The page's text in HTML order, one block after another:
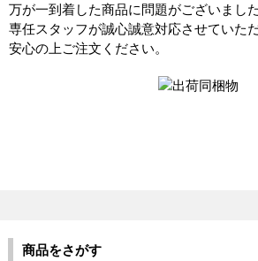
万が一到着した商品に問題がございまし
専任スタッフが誠心誠意対応させていた
安心の上ご注文ください。
商品をさがす